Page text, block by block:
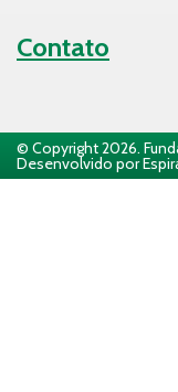
Contato
© Copyright 2026.
Desenvolvido por